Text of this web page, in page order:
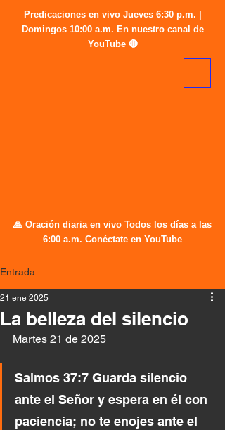
🙏 Oración diaria en vivo Todos los días a las
6:00 a.m. Conéctate en YouTube
Predicaciones en vivo Jueves 6:30 p.m. |
Domingos 10:00 a.m. En nuestro canal de
YouTube 🔴
Entrada
La belleza del silencio
21 ene 2025
Martes 21 de 2025
Salmos 37:7 Guarda silencio
ante el Señor y espera en él con
paciencia; no te enojes ante el